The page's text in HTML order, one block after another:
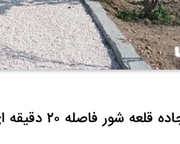
فاصله ۲۰ دقیقه ای تا اصفهان